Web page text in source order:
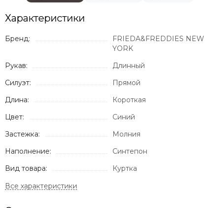
Характеристики
Бренд:
FRIEDA&FREDDIES NEW
YORK
Рукав:
Длинный
Силуэт:
Прямой
Длина:
Короткая
Цвет:
Синий
Застежка:
Молния
Наполнение:
Синтепон
Вид товара:
Куртка